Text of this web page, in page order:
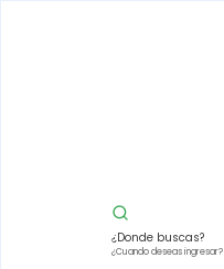
¿Donde buscas?
¿Cuando deseas ingresar?